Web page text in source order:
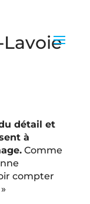
détail et
à
Comme
compter